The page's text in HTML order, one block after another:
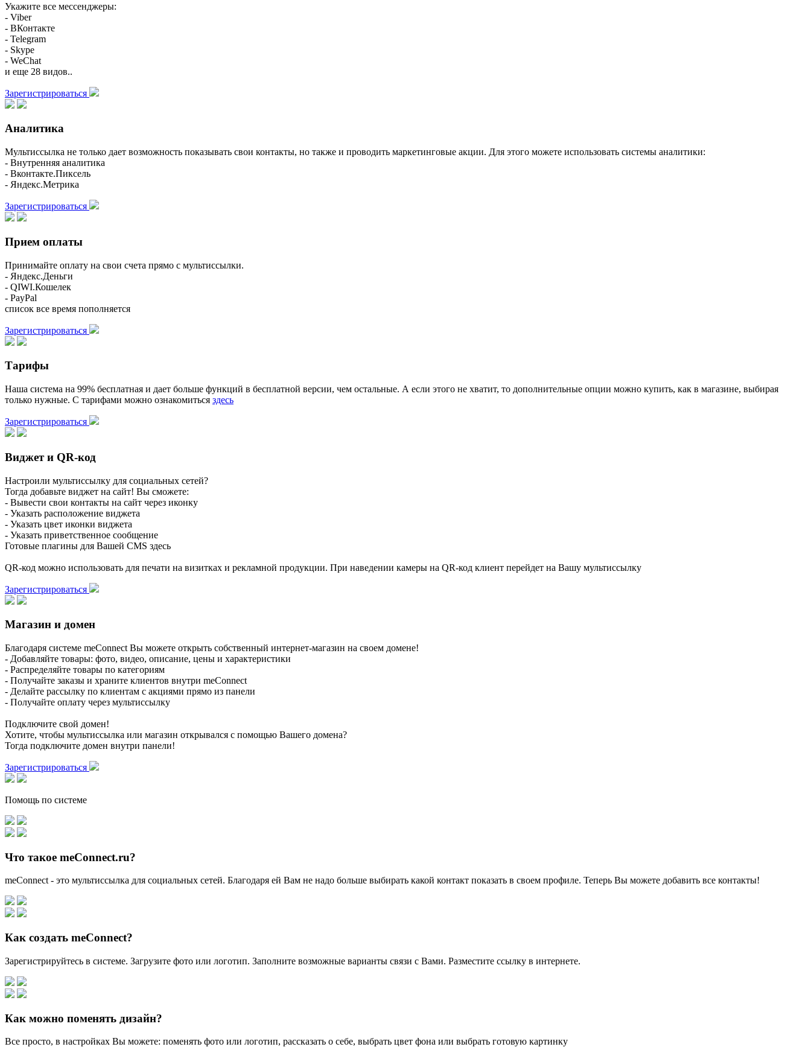
Укажите все мессенджеры:
- Viber
- ВКонтакте
- Telegram
- Skype
- WeChat
и еще 28 видов..
Зарегистрироваться
Аналитика
Мультиссылка не только дает возможность показывать свои контакты, но также и проводить маркетинговые акции. Для этого можете использовать системы аналитики:
- Внутренняя аналитика
- Вконтакте.Пиксель
- Яндекс.Метрика
Зарегистрироваться
Прием оплаты
Принимайте оплату на свои счета прямо с мультиссылки.
- Яндекс.Деньги
- QIWI.Кошелек
- PayPal
список все время пополняется
Зарегистрироваться
Тарифы
Наша система на 99% бесплатная и дает больше функций в бесплатной версии, чем остальные. А если этого не хватит, то дополнительные опции можно купить, как в магазине, выбирая
только нужные. С тарифами можно ознакомиться здесь
Зарегистрироваться
Виджет и QR-код
Настроили мультиссылку для социальных сетей?
Тогда добавьте виджет на сайт! Вы сможете:
- Вывести свои контакты на сайт через иконку
- Указать расположение виджета
- Указать цвет иконки виджета
- Указать приветственное сообщение
Готовые плагины для Вашей CMS здесь
QR-код можно использовать для печати на визитках и рекламной продукции. При наведении камеры на QR-код клиент перейдет на Вашу мультиссылку
Зарегистрироваться
Магазин и домен
Благодаря системе meConnect Вы можете открыть собственный интернет-магазин на своем домене!
- Добавляйте товары: фото, видео, описание, цены и характеристики
- Распределяйте товары по категориям
- Получайте заказы и храните клиентов внутри meConnect
- Делайте рассылку по клиентам с акциями прямо из панели
- Получайте оплату через мультиссылку
Подключите свой домен!
Хотите, чтобы мультиссылка или магазин открывался с помощью Вашего домена?
Тогда подключите домен внутри панели!
Зарегистрироваться
Помощь по системе
Что такое meConnect.ru?
meConnect - это мультиссылка для социальных сетей. Благодаря ей Вам не надо больше выбирать какой контакт показать в своем профиле. Теперь Вы можете добавить все контакты!
Как создать meConnect?
Зарегистрируйтесь в системе. Загрузите фото или логотип. Заполните возможные варианты связи с Вами. Разместите ссылку в интернете.
Как можно поменять дизайн?
Все просто, в настройках Вы можете: поменять фото или логотип, рассказать о себе, выбрать цвет фона или выбрать готовую картинку